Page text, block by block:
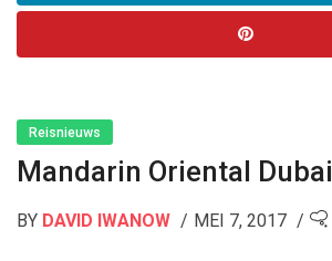
Reisnieuws
Mandarin Oriental Dubai
BY DAVID IWANOW MEI 7, 2017